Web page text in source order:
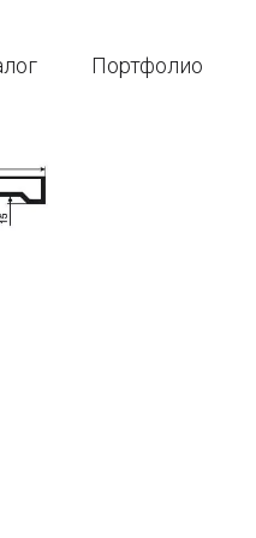
Портфолио